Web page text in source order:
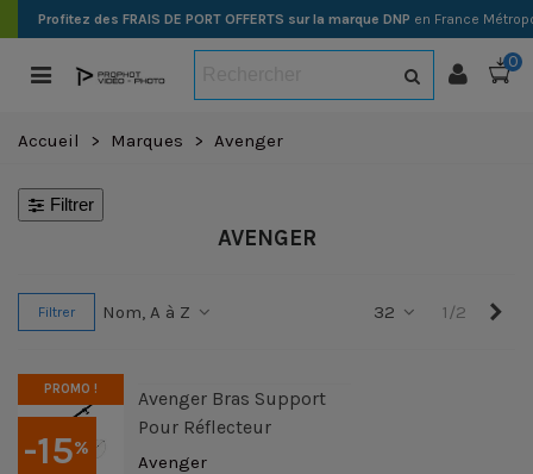
Profitez des FRAIS DE PORT OFFERTS sur la marque DNP en France
0
Accueil > Marques > Avenger
Filtrer
AVENGER
Filtrer Nom, A à Z 32 1/2
PROMO !
-15%
Avenger Bras Support
Pour Réflecteur
Avenger